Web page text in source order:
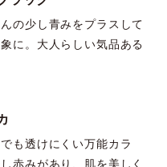
の少し青みをプラスして
に。大人らしい気品ある
も透けにくい万能カラ
赤みがあり、肌を美しく